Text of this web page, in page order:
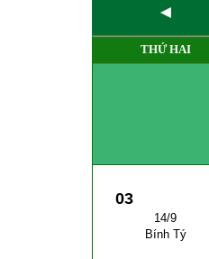
◄
THỨ HAI
03
14/9
Bính Tý